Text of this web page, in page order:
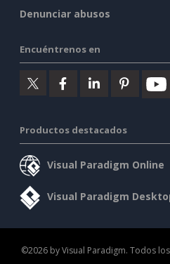
Denunciar abusos
Encuéntrenos en
Productos destacados
Visual Paradigm Online
Visual Paradigm
©2026 by Visual Paradigm. Todos